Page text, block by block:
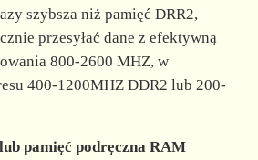
szybsza niż pamięć DRR2,
przesyłać dane z efektywną
800-2600 MHZ, w
400-1200MHZ DDR2 lub 200-
pamięć podręczna RAM